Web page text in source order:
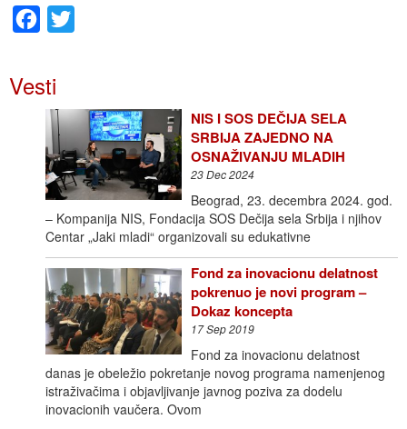
Facebook
Vesti
NIS I SOS DEČIJA SELA
SRBIJA ZAJEDNO NA
OSNAŽIVANJU MLADIH
23 Dec 2024
Beograd, 23. decembra 2024. god.
– Kompanija NIS, Fondacija SOS Dečija sela Srbija i njihov
Centar „Jaki mladi“ organizovali su edukativne
Fond za inovacionu delatnost
pokrenuo je novi program –
Dokaz koncepta
17 Sep 2019
Fond za inovacionu delatnost
danas je obeležio pokretanje novog programa namenjenog
istraživačima i objavljivanje javnog poziva za dodelu
inovacionih vaučera. Ovom